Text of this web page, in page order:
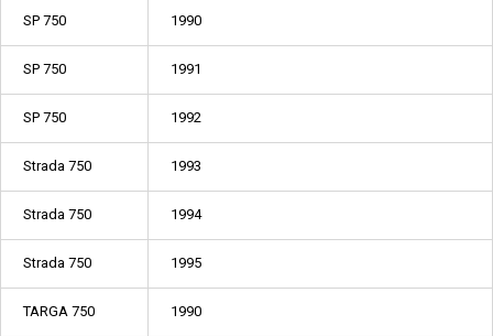
SP 750 1990
SP 750 1991
SP 750 1992
Strada 750 1993
Strada 750 1994
Strada 750 1995
TARGA 750 1990